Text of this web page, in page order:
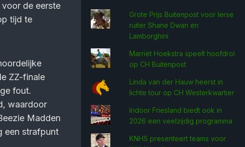
de eerste
tijd te
ZZ-finale
fout.
waardoor
Madden
een strafpunt
Grote Prijs Buitenpost voor Ierse
ruiter Shane Dwan en
Lamborghini
Marriët Hoekstra speelt hoofdrol
op CH Buitenpost
Linda van der Hauw heerst in
lichte tour op CH Westerkwartier
Indoor Friesland biedt ook in
2026 een veelzijdig programma
KNHS presenteert teams voor